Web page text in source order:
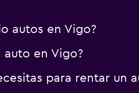
autos en Vigo?
en Vigo?
para rentar un